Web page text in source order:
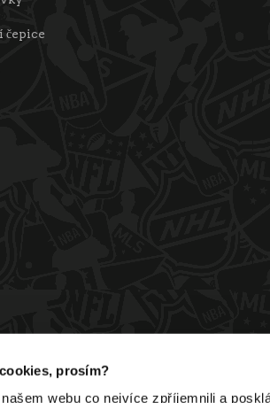
prosím?
webu co nejvíce zpříjemnili a
čepice